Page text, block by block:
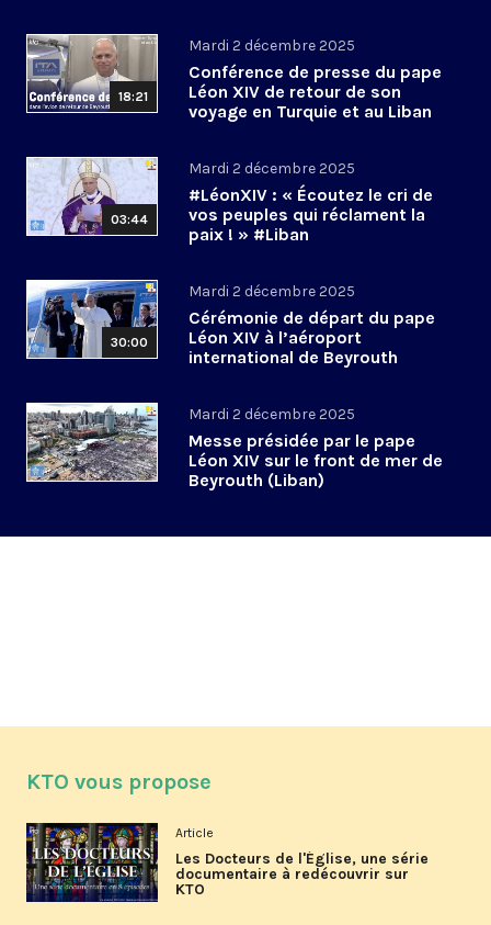
18:21
Mardi 2 décembre 2025
Conférence de presse du pape
Léon XIV de retour de son
voyage en Turquie et au Liban
03:44
Mardi 2 décembre 2025
#LéonXIV : « Écoutez le cri de
vos peuples qui réclament la
paix ! » #Liban
30:00
Mardi 2 décembre 2025
Cérémonie de départ du pape
Léon XIV à l’aéroport
international de Beyrouth
Mardi 2 décembre 2025
Messe présidée par le pape
Léon XIV sur le front de mer de
Beyrouth (Liban)
KTO vous propose
Article
Les Docteurs de l'Église, une série
documentaire à redécouvrir sur
KTO